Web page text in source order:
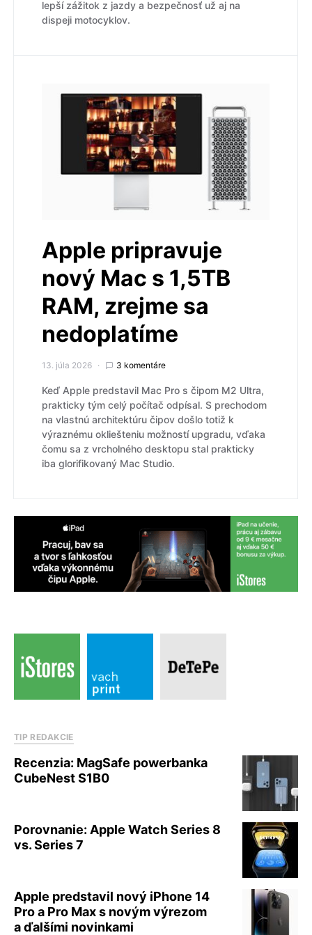
lepší zážitok z jazdy a bezpečnosť už aj na
dispeji motocyklov.
Apple pripravuje
nový Mac s 1,5TB
RAM, zrejme sa
nedoplatíme
13. júla 2026 3 komentáre
Keď Apple predstavil Mac Pro s čipom M2 Ultra,
prakticky tým celý počítač odpísal. S prechodom
na vlastnú architektúru čipov došlo totiž k
výraznému okliešteniu možností upgradu, vďaka
čomu sa z vrcholného desktopu stal prakticky
iba glorifikovaný Mac Studio.
TIP REDAKCIE
Recenzia: MagSafe powerbanka
CubeNest S1B0
Porovnanie: Apple Watch Series 8
vs. Series 7
Apple predstavil nový iPhone 14
Pro a Pro Max s novým výrezom
a ďalšími novinkami